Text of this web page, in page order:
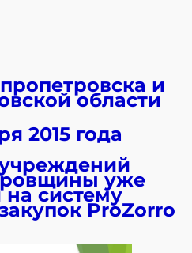
и
области
2015 года
уже
систему
ProZorro